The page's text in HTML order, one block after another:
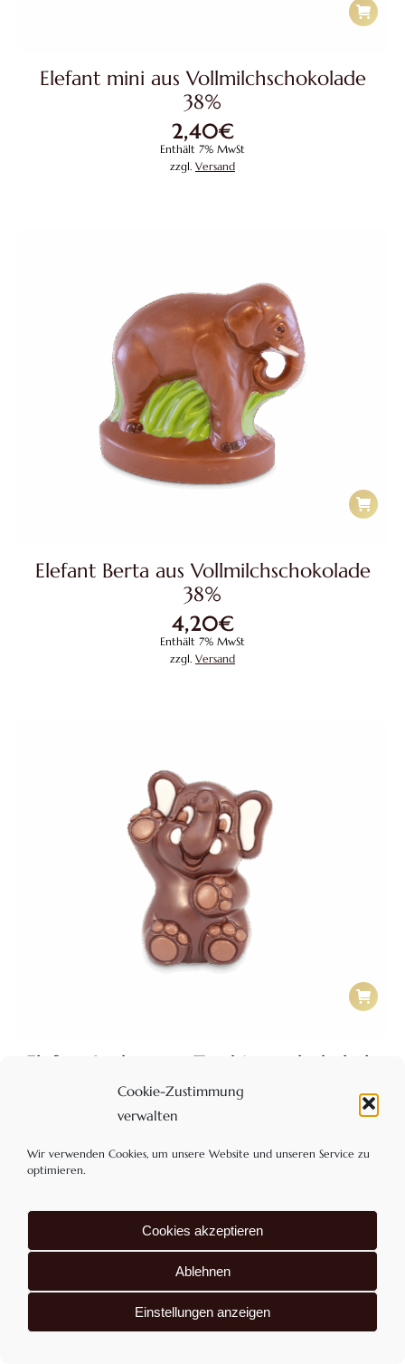
Cookie-Zustimmung
verwalten
Wir verwenden Cookies, um unsere Website und unseren Service zu
optimieren.
Cookies akzeptieren
Ablehnen
Einstellungen anzeigen
Elefant mini aus Vollmilchschokolade
38%
2,40€
Enthält 7% MwSt
zzgl. Versand
Elefant Berta aus Vollmilchschokolade
38%
4,20€
Enthält 7% MwSt
zzgl. Versand
Elefant Lothar aus Zartbitterschokolade
62%
6,35
zzgl.Versand